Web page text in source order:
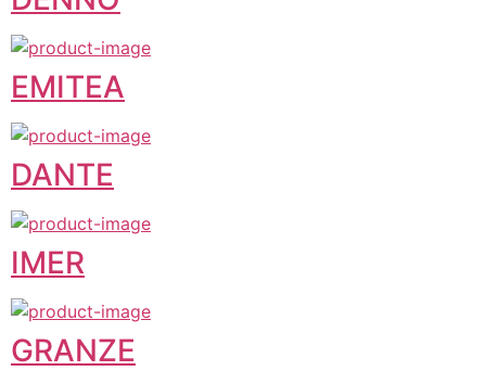
EMITEA
DANTE
IMER
GRANZE